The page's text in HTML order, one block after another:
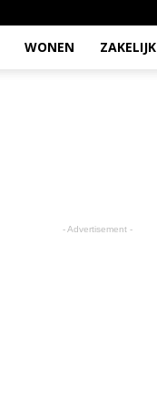
WONEN ZAKELIJK
- Advertisement -